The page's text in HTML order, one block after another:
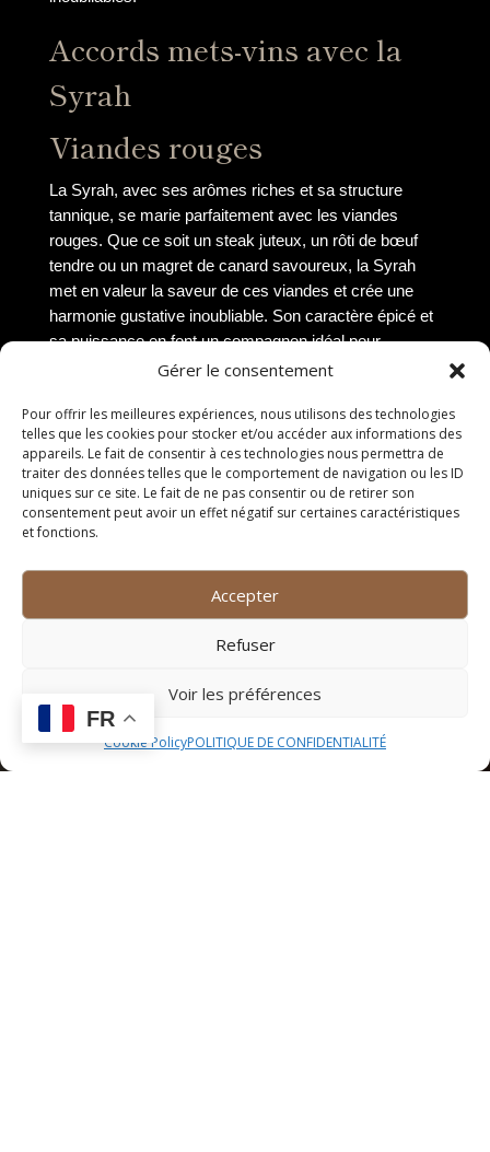
Gérer le consentement
Pour offrir les meilleures expériences, nous utilisons des technologies
telles que les cookies pour stocker et/ou accéder aux informations des
appareils. Le fait de consentir à ces technologies nous permettra de
traiter des données telles que le comportement de navigation ou les ID
uniques sur ce site. Le fait de ne pas consentir ou de retirer son
consentement peut avoir un effet négatif sur certaines caractéristiques
et fonctions.
Accepter
Refuser
Voir les préférences
Cookie PolicyPOLITIQUE DE CONFIDENTIALITÉ
Accords mets-vins avec la
Syrah
Viandes rouges
La Syrah, avec ses arômes riches et sa structure
tannique, se marie parfaitement avec les viandes
rouges. Que ce soit un steak juteux, un rôti de bœuf
tendre ou un magret de canard savoureux, la Syrah
met en valeur la saveur de ces viandes et crée une
harmonie gustative inoubliable. Son caractère épicé et
sa puissance en font un compagnon idéal pour
sublimer les plats de viande rouge, qu’ils soient grillés,
Fromages affinés
Les fromages affinés, avec leur palette de saveurs
complexes, trouvent un allié de choix dans la Syrah.
Que ce soit un fromage à pâte molle comme le Brie,
sait s’adapter et mettre en valeur les nuances de
arômes fromagers, offrant ainsi une expérience
gustative riche et équilibrée.
FR